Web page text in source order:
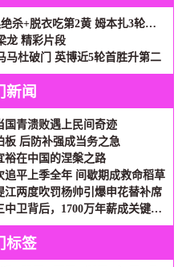
三连胜！铁人3-2海港 热菲尼奥绝杀+脱衣吃第2黄 姆本扎3轮轰6球
龙 精彩片段
马杜破门 英博近5轮首胜升第二
新闻
国青溃败遇上民间奇迹
板 后防补强成当务之急
裕在中国的涅槃之路
平上季全年 间歇期成救命稻草
两度吹罚杨帅引爆申花替补席
金玟哉留守拜仁内幕：甘当第三中卫背后，1700万年薪成关键砝码
标签